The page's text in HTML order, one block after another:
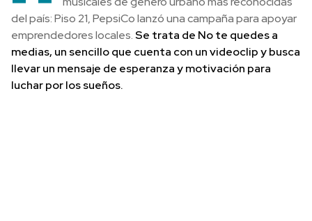
del país: Piso 21, PepsiCo lanzó una campaña para apoyar
emprendedores locales.Se trata de No te quedes a
medias, un sencillo que cuenta con un videoclip y busca
llevar un mensaje de esperanza y motivación para
luchar por los sueños.